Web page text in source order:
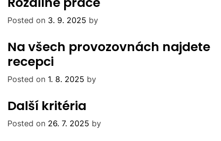
Posted on 3. 9. 2025 by
Na všech provozovnách najdete
recepci
Posted on 1. 8. 2025 by
Další kritéria
Posted on 26. 7. 2025 by